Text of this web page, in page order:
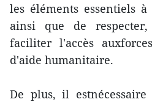
les éléments essentiels
ainsi que de
faciliter l'accès
d'aide humanitaire.
De plus, il